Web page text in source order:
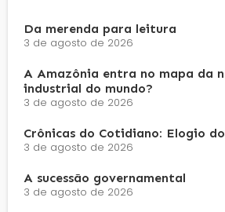
Da merenda para leitura
3 de agosto de 2026
A Amazônia entra no mapa da
industrial do mundo?
3 de agosto de 2026
Crônicas do Cotidiano: Elogio
3 de agosto de 2026
A sucessão governamental
3 de agosto de 2026